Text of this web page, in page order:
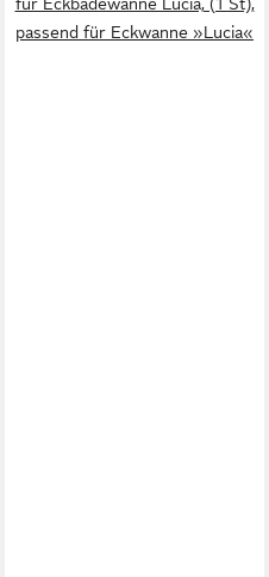
passend für Eckwanne »Lucia«